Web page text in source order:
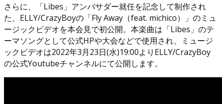
さらに、「Libes」アンバサダー就任を記念して制作され
た、ELLY/CrazyBoyの「Fly Away（feat. michico）」のミュ
ージックビデオを本会見で初公開。本楽曲は「Libes」のテ
ーマソングとして公式HPや大会などで使用され、ミュージ
ックビデオは2022年3月23日(水)19:00よりELLY/CrazyBoy
の公式Youtubeチャンネルにて公開します。